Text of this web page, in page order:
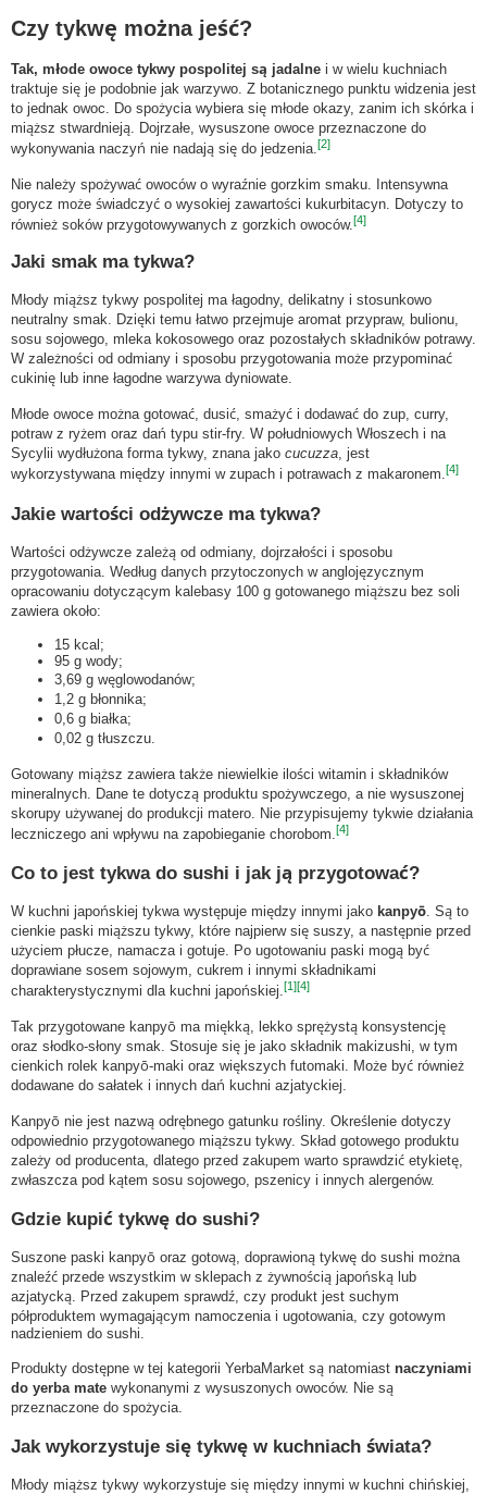
Czy tykwę można jeść?
Tak, młode owoce tykwy pospolitej są jadalne i w wielu kuchniach
traktuje się je podobnie jak warzywo. Z botanicznego punktu widzenia jest
to jednak owoc. Do spożycia wybiera się młode okazy, zanim ich skórka i
miąższ stwardnieją. Dojrzałe, wysuszone owoce przeznaczone do
wykonywania naczyń nie nadają się do jedzenia.[2]
Nie należy spożywać owoców o wyraźnie gorzkim smaku. Intensywna
gorycz może świadczyć o wysokiej zawartości kukurbitacyn. Dotyczy to
również soków przygotowywanych z gorzkich owoców.[4]
Jaki smak ma tykwa?
Młody miąższ tykwy pospolitej ma łagodny, delikatny i stosunkowo
neutralny smak. Dzięki temu łatwo przejmuje aromat przypraw, bulionu,
sosu sojowego, mleka kokosowego oraz pozostałych składników potrawy.
W zależności od odmiany i sposobu przygotowania może przypominać
cukinię lub inne łagodne warzywa dyniowate.
Młode owoce można gotować, dusić, smażyć i dodawać do zup, curry,
potraw z ryżem oraz dań typu stir-fry. W południowych Włoszech i na
Sycylii wydłużona forma tykwy, znana jako cucuzza, jest
wykorzystywana między innymi w zupach i potrawach z makaronem.[4]
Jakie wartości odżywcze ma tykwa?
Wartości odżywcze zależą od odmiany, dojrzałości i sposobu
przygotowania. Według danych przytoczonych w anglojęzycznym
opracowaniu dotyczącym kalebasy 100 g gotowanego miąższu bez soli
zawiera około:
15 kcal;
95 g wody;
3,69 g węglowodanów;
1,2 g błonnika;
0,6 g białka;
0,02 g tłuszczu.
Gotowany miąższ zawiera także niewielkie ilości witamin i składników
mineralnych. Dane te dotyczą produktu spożywczego, a nie wysuszonej
skorupy używanej do produkcji matero. Nie przypisujemy tykwie działania
leczniczego ani wpływu na zapobieganie chorobom.[4]
Co to jest tykwa do sushi i jak ją przygotować?
W kuchni japońskiej tykwa występuje między innymi jako kanpyō. Są to
cienkie paski miąższu tykwy, które najpierw się suszy, a następnie przed
użyciem płucze, namacza i gotuje. Po ugotowaniu paski mogą być
doprawiane sosem sojowym, cukrem i innymi składnikami
charakterystycznymi dla kuchni japońskiej.[1][4]
Tak przygotowane kanpyō ma miękką, lekko sprężystą konsystencję
oraz słodko-słony smak. Stosuje się je jako składnik makizushi, w tym
cienkich rolek kanpyō-maki oraz większych futomaki. Może być również
dodawane do sałatek i innych dań kuchni azjatyckiej.
Kanpyō nie jest nazwą odrębnego gatunku rośliny. Określenie dotyczy
odpowiednio przygotowanego miąższu tykwy. Skład gotowego produktu
zależy od producenta, dlatego przed zakupem warto sprawdzić etykietę,
zwłaszcza pod kątem sosu sojowego, pszenicy i innych alergenów.
Gdzie kupić tykwę do sushi?
Suszone paski kanpyō oraz gotową, doprawioną tykwę do sushi można
znaleźć przede wszystkim w sklepach z żywnością japońską lub
azjatycką. Przed zakupem sprawdź, czy produkt jest suchym
półproduktem wymagającym namoczenia i ugotowania, czy gotowym
nadzieniem do sushi.
Produkty dostępne w tej kategorii YerbaMarket są natomiast naczyniami
do yerba mate wykonanymi z wysuszonych owoców. Nie są
przeznaczone do spożycia.
Jak wykorzystuje się tykwę w kuchniach świata?
Młody miąższ tykwy wykorzystuje się między innymi w kuchni chińskiej,